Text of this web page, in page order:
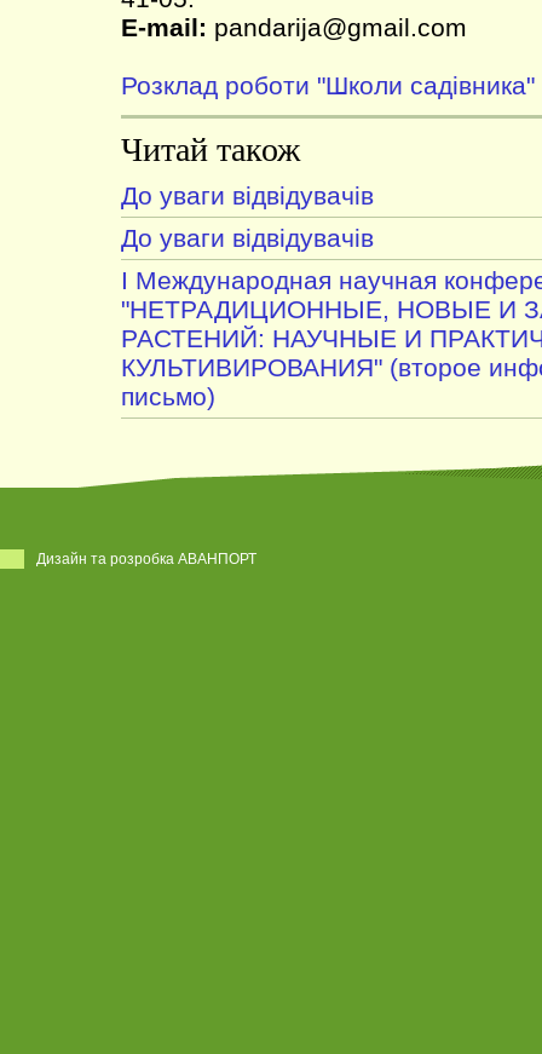
E-mail: pandarija@gmail.com
Розклад роботи "Школи садівника"
Читай також
До уваги відвідувачів
До уваги відвідувачів
I Международная научная
"НЕТРАДИЦИОННЫЕ, НОВЫЕ И
РАСТЕНИЙ: НАУЧНЫЕ И
КУЛЬТИВИРОВАНИЯ" (второе
письмо)
Дизайн та розробка АВАНПОРТ